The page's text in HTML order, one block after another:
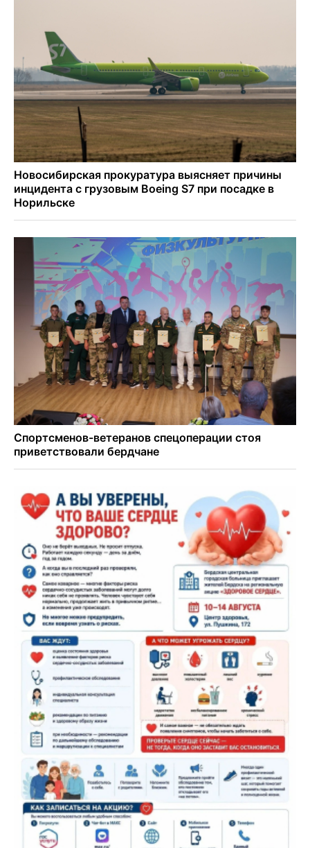
Ученики новосибирского лицея победили в
Международной олимпиаде по ИИ